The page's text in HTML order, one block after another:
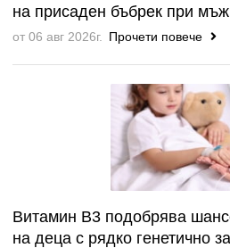
на присаден бъбрек при
от 06 авг 2026г. Прочети повече
Витамин B3 подобрява
на деца с рядко генетично